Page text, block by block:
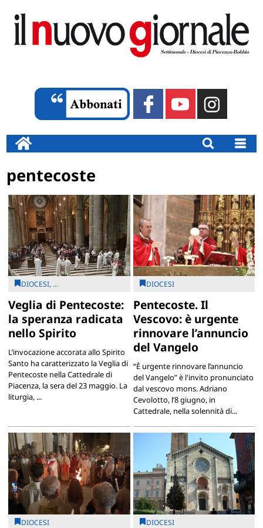
pentecoste
DIOCESI, ...
Veglia di Pentecoste:
la speranza radicata
nello Spirito
L’invocazione accorata allo Spirito
Santo ha caratterizzato la Veglia di
Pentecoste nella Cattedrale di
Piacenza, la sera del 23 maggio. La
liturgia, ...
DIOCESI
Pentecoste. Il
Vescovo: è urgente
rinnovare l’annuncio
del Vangelo
“È urgente rinnovare l’annuncio
del Vangelo” è l'invito pronunciato
dal vescovo mons. Adriano
Cevolotto, l’8 giugno, in
Cattedrale, nella solennità di...
DIOCESI DIOCESI